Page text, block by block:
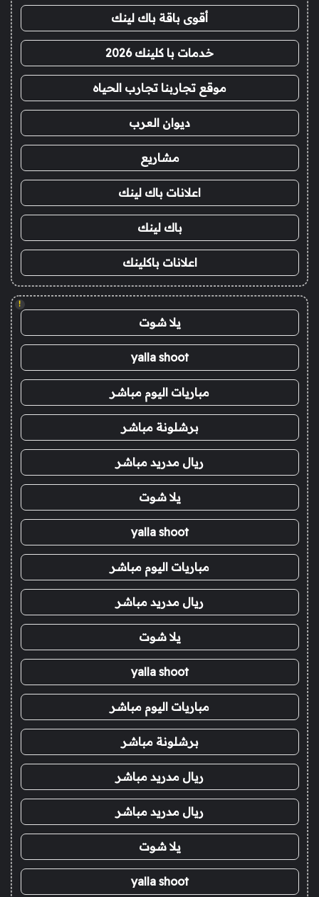
أقوى باقة باك لينك
خدمات با كلينك 2026
موقع تجاربنا تجارب الحياه
ديوان العرب
مشاريع
اعلانات باك لينك
باك لينك
اعلانات باكلينك
!
يلا شوت
yalla shoot
مباريات اليوم مباشر
برشلونة مباشر
ريال مدريد مباشر
يلا شوت
yalla shoot
مباريات اليوم مباشر
ريال مدريد مباشر
يلا شوت
yalla shoot
مباريات اليوم مباشر
برشلونة مباشر
ريال مدريد مباشر
ريال مدريد مباشر
يلا شوت
yalla shoot